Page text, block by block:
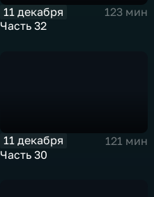
11 декабря
123 мин
Часть 32
11 декабря
121 мин
Часть 30